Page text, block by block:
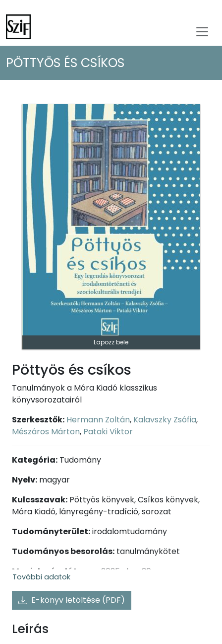
PÖTTYÖS ÉS CSÍKOS
Lapozz bele
Pöttyös és csíkos
Tanulmányok a Móra Kiadó klasszikus
könyvsorozatairól
Szerkesztők: Hermann Zoltán, Kalavszky Zsófia,
Mészáros Márton, Pataki Viktor
Kategória: Tudomány
Nyelv: magyar
Kulcsszavak: Pöttyös könyvek, Csíkos könyvek,
Móra Kiadó, lányregény-tradíció, sorozat
Tudományterület:irodalomtudomány
Tudományos besorolás: tanulmánykötet
Megjelenés dátuma:
2025. dec. 30.
Megjelenés helye:Budapest
Kiadó:Szépirodalmi Figyelő Alapítvány
ISBN:978-615-6617-31-6
További adatok
E-könyv letöltése (PDF)
Leírás